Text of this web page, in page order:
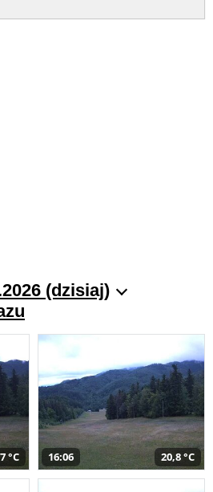
(dzisiaj)
°C 16:06 20,8 °C